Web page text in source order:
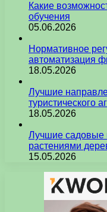
Какие
обучения
05.06.2026
Нормативное
автоматизация
18.05.2026
Лучшие
туристического
18.05.2026
Лучшие садовые
растениями
15.05.2026